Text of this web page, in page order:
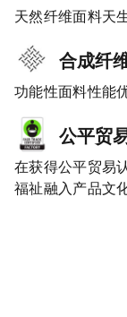
天然纤维面料天
合成纤
功能性面料性能
公平贸
在获得公平贸易
福祉融入产品文化